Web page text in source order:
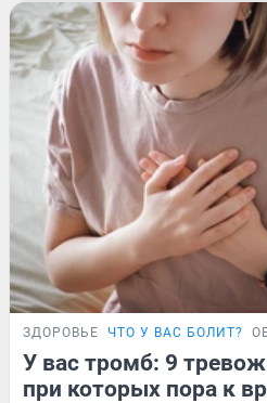
ЗДОРОВЬЕ ЧТО У ВАС БОЛИТ?
У вас тромб: 9
при которых пора к